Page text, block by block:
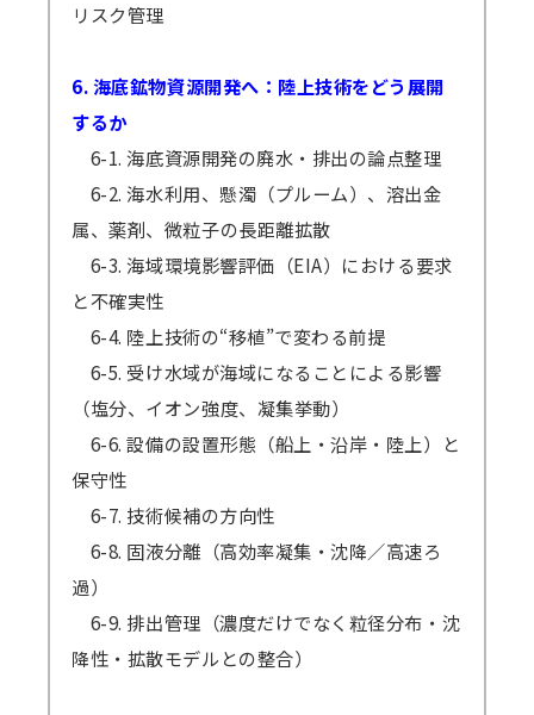
リスク管理
6. 海底鉱物資源開発へ：陸上技術をどう展開
するか
6-1. 海底資源開発の廃水・排出の論点整理
6-2. 海水利用、懸濁（プルーム）、溶出金
属、薬剤、微粒子の長距離拡散
6-3. 海域環境影響評価（EIA）における要求
と不確実性
6-4. 陸上技術の“移植”で変わる前提
6-5. 受け水域が海域になることによる影響
（塩分、イオン強度、凝集挙動）
6-6. 設備の設置形態（船上・沿岸・陸上）と
保守性
6-7. 技術候補の方向性
6-8. 固液分離（高効率凝集・沈降／高速ろ
過）
6-9. 排出管理（濃度だけでなく粒径分布・沈
降性・拡散モデルとの整合）